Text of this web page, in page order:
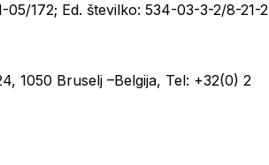
172; Ed. številko: 534-03-3-2/8-21-2
1050 Bruselj –Belgija, Tel: +32(0) 2